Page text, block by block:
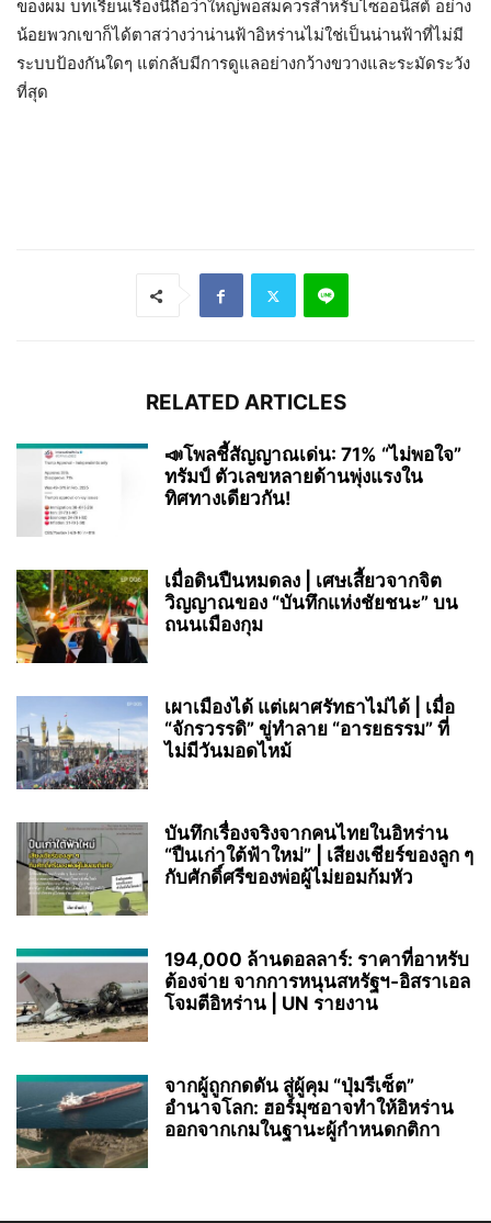
ของผม บทเรียนเรื่องนี้ถือว่าใหญ่พอสมควรสำหรับไซออนิสต์ อย่าง
น้อยพวกเขาก็ได้ตาสว่างว่าน่านฟ้าอิหร่านไม่ใช่เป็นน่านฟ้าที่ไม่มี
ระบบป้องกันใดๆ แต่กลับมีการดูแลอย่างกว้างขวางและระมัดระวัง
ที่สุด
RELATED ARTICLES
📣โพลชี้สัญญาณเด่น: 71% “ไม่พอใจ”
ทรัมป์ ตัวเลขหลายด้านพุ่งแรงใน
ทิศทางเดียวกัน!
เมื่อดินปืนหมดลง | เศษเสี้ยวจากจิต
วิญญาณของ “บันทึกแห่งชัยชนะ” บน
ถนนเมืองกุม
เผาเมืองได้ แต่เผาศรัทธาไม่ได้ | เมื่อ
“จักรวรรดิ” ขู่ทำลาย “อารยธรรม” ที่
ไม่มีวันมอดไหม้
บันทึกเรื่องจริงจากคนไทยในอิหร่าน
“ปืนเก่าใต้ฟ้าใหม่” | เสียงเชียร์ของลูก ๆ
กับศักดิ์ศรีของพ่อผู้ไม่ยอมก้มหัว
194,000 ล้านดอลลาร์: ราคาที่อาหรับ
ต้องจ่าย จากการหนุนสหรัฐฯ‑อิสราเอล
โจมตีอิหร่าน | UN รายงาน
จากผู้ถูกกดดัน สู่ผู้คุม “ปุ่มรีเซ็ต”
อำนาจโลก: ฮอร์มุซอาจทำให้อิหร่าน
ออกจากเกมในฐานะผู้กำหนดกติกา